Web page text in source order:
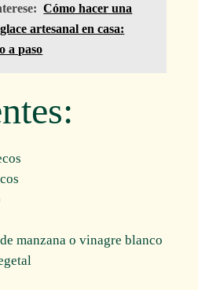
Cómo hacer una
artesanal en casa:
a paso
manzana o vinagre blanco